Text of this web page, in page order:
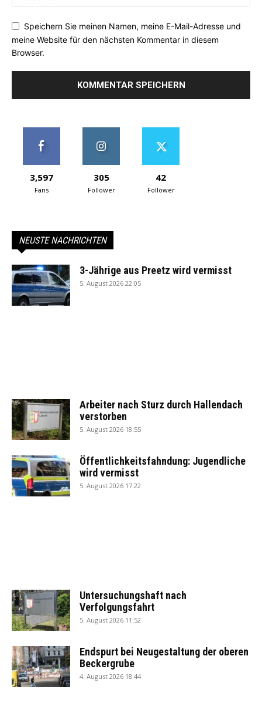
Speichern Sie meinen Namen, meine E-Mail-Adresse und
meine Website für den nächsten Kommentar in diesem
Browser.
3,597
Fans
305
Follower
42
Follower
NEUSTE NACHRICHTEN
3-Jährige aus Preetz wird vermisst
5. August 2026 22:05
Arbeiter nach Sturz durch Hallendach
verstorben
5. August 2026 18:55
Öffentlichkeitsfahndung: Jugendliche
wird vermisst
5. August 2026 17:22
Untersuchungshaft nach
Verfolgungsfahrt
5. August 2026 11:52
Endspurt bei Neugestaltung der oberen
Beckergrube
4. August 2026 18:44